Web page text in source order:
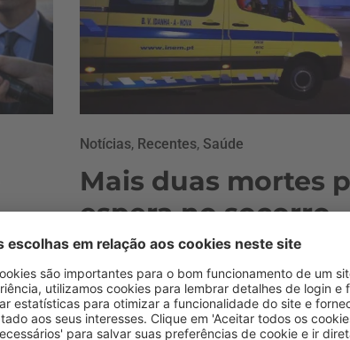
Notícias, Recentes, Saúde
Mais duas mortes
espera no socorro
8 Janeiro, 2026 14:28